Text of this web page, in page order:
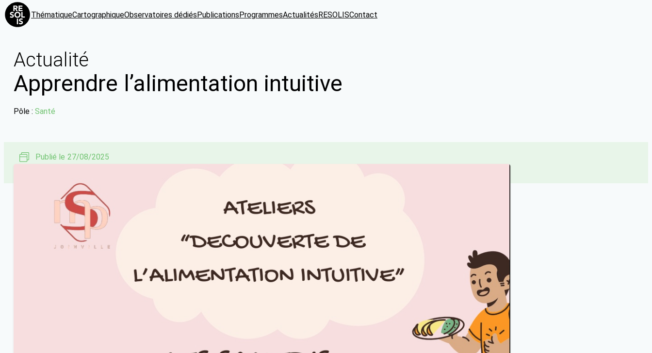
ThématiqueCartographiqueObservatoires dédiésPublicationsProgrammesActualitésRESOLISContact
Actualité
Apprendre l’alimentation intuitive
Pôle : Santé
Publié le 27/08/2025